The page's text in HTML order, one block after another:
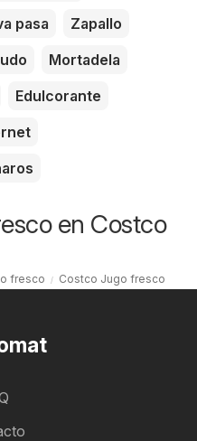
pasa
Zapallo
Mortadela
Edulcorante
en Costco
fresco Costco Jugo fresco